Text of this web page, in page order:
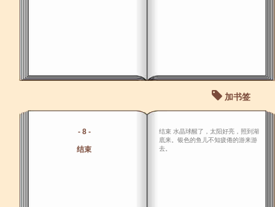
加书签
- 8 -
结束
结束 水晶球醒了，太阳好亮，照到湖
底来。银色的鱼儿不知疲倦的游来游
去。